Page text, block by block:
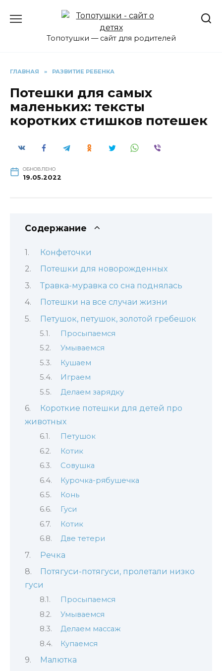
Топотушки — сайт для родителей
ГЛАВНАЯ » РАЗВИТИЕ РЕБЕНКА
Потешки для самых
маленьких: тексты
коротких стишков потешек
ОБНОВЛЕНО
19.05.2022
Содержание
Конфеточки
Потешки для новорожденных
Травка-муравка со сна поднялась
Потешки на все случаи жизни
Петушок, петушок, золотой гребешок
Просыпаемся
Умываемся
Кушаем
Играем
Делаем зарядку
Короткие потешки для детей про
животных
Петушок
Котик
Совушка
Курочка-рябушечка
Конь
Гуси
Котик
Две тетери
Речка
Потягуси-потягуси, пролетали низко
гуси
Просыпаемся
Умываемся
Делаем массаж
Купаемся
Малютка